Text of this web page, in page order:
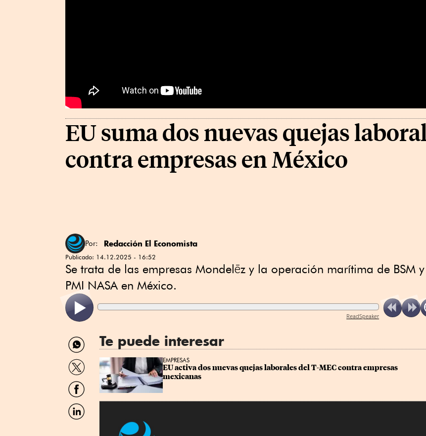
EU suma dos nuevas quejas
contra empresas en México
Por: Redacción El Economista
Publicado: 14.12.2025 - 16:52
Se trata de las empresas Mondelēz y la operación marítima de BSM y
PMI NASA en México.
ReadSpeaker
Compartir
por
WhatsApp
Compartir
por
Twitter
Compartir
por
Facebook
Compartir
por
Te puede interesar
EMPRESAS
EU activa dos nuevas quejas laborales del T-MEC contra empresas
mexicanas